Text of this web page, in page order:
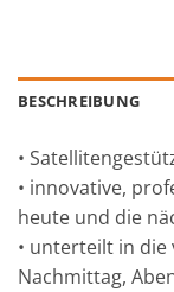
BESCHREIBUNG
•
• innovative,
heute und die
• unterteilt in
Nachmittag,